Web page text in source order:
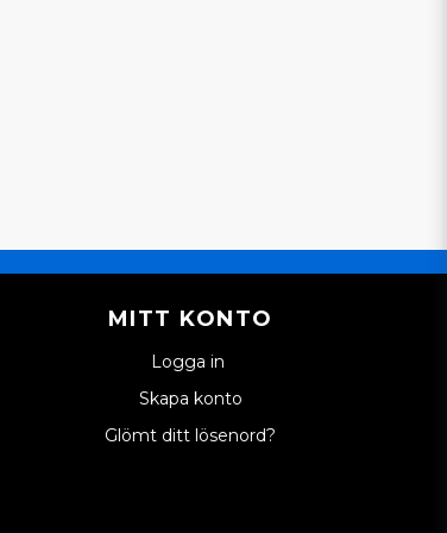
MITT KONTO
Logga in
Skapa konto
Glömt ditt lösenord?